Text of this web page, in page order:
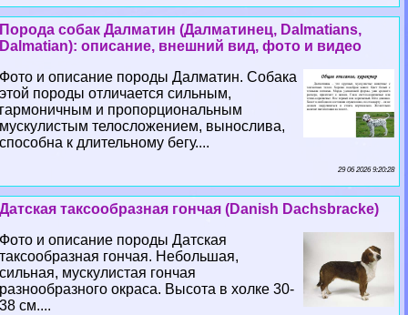
Порода собак Далматин (Далматинец, Dalmatians,
Dalmatian): описание, внешний вид, фото и видео
Фото и описание породы Далматин. Собака
этой породы отличается сильным,
гармоничным и пропорциональным
мускулистым телосложением, вынослива,
способна к длительному бегу....
29 06 2026 9:20:28
Датская таксообразная гончая (Danish Dachsbracke)
Фото и описание породы Датская
таксообразная гончая. Небольшая,
сильная, мускулистая гончая
разнообразного окраса. Высота в холке 30-
38 см....